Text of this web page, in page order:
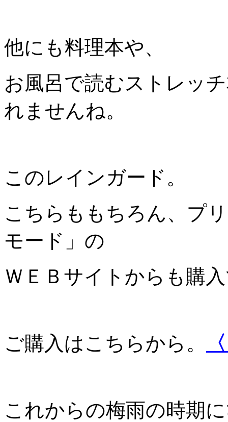
他にも料理本や、
お風呂で読むストレッ
れませんね。
このレインガード。
こちらももちろん、プ
モード」の
ＷＥＢサイトからも購
ご購入はこちらから。
これからの梅雨の時期